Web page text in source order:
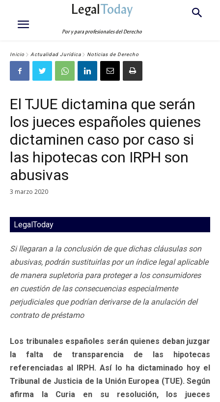
LegalToday
Por y para profesionales del Derecho
Inicio Actualidad Jurídica Noticias de Derecho
El TJUE dictamina que serán
los jueces españoles quienes
dictaminen caso por caso si
las hipotecas con IRPH son
abusivas
3 marzo 2020
LegalToday
Si llegaran a la conclusión de que dichas cláusulas son
abusivas, podrán sustituirlas por un índice legal aplicable
de manera supletoria para proteger a los consumidores
en cuestión de las consecuencias especialmente
perjudiciales que podrían derivarse de la anulación del
contrato de préstamo
Los tribunales españoles serán quienes deban juzgar
la falta de transparencia de las hipotecas
referenciadas al IRPH. Así lo ha dictaminado hoy el
Tribunal de Justicia de la Unión Europea (TUE). Según
afirma la Curia en su resolución, los jueces